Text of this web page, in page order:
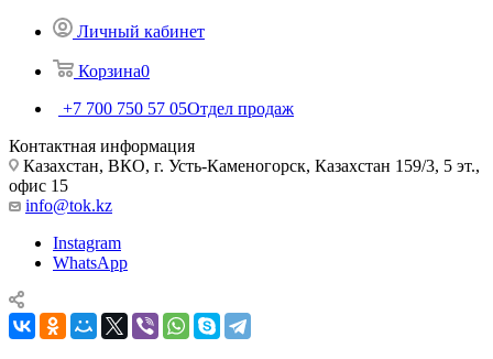
Личный кабинет
Корзина0
+7 700 750 57 05Отдел продаж
Контактная информация
Казахстан, ВКО, г. Усть-Каменогорск, Казахстан 159/3, 5 эт.,
офис 15
info@tok.kz
Instagram
WhatsApp